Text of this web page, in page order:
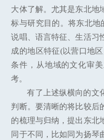
大体了解。尤其是东北地
标与研究目的。将东北地
说唱、语言特征、生活习
成的地区特征(以营口地
条件，从地域的文化审
考。
有了上述纵横向的文
判断。要清晰的将比较后
的梳理与归纳，提出东北
同于不同，比如同为扬琴